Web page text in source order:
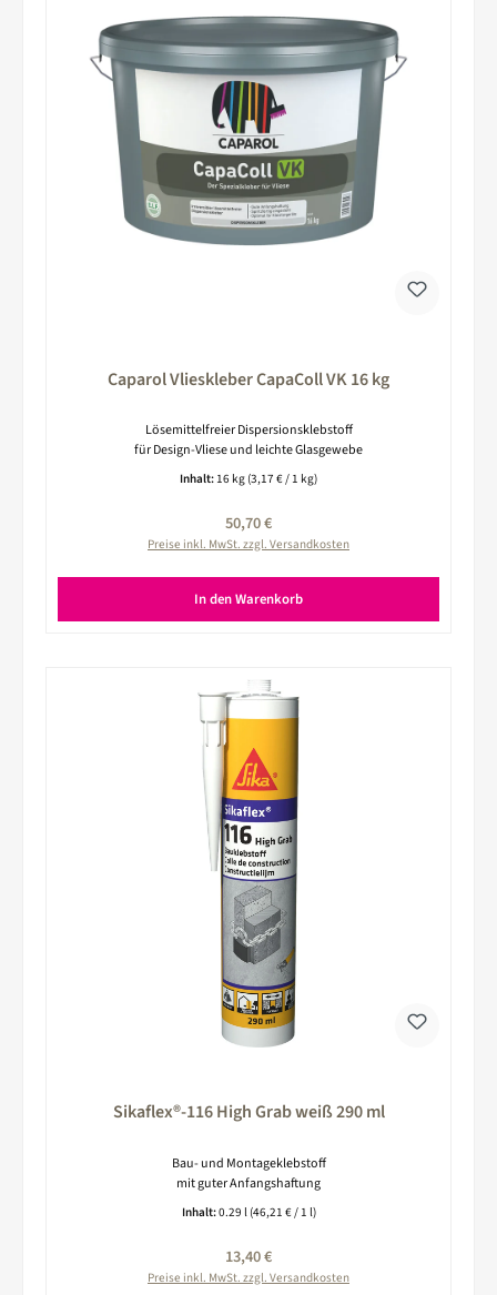
Caparol Vlieskleber CapaColl VK 16 kg
Lösemittelfreier Dispersionsklebstoff
für Design-Vliese und leichte Glasgewebe
Inhalt: 16 kg (3,17 € / 1 kg)
Regulärer Preis:
50,70 €
Preise inkl. MwSt. zzgl. Versandkosten
In den Warenkorb
Sikaflex®-116 High Grab weiß 290 ml
Bau- und Montageklebstoff
mit guter Anfangshaftung
Inhalt:0.29 l (46,21 € / 1 l)
Regulärer Preis:
13,40 €
Preise inkl. MwSt. zzgl. Versandkosten